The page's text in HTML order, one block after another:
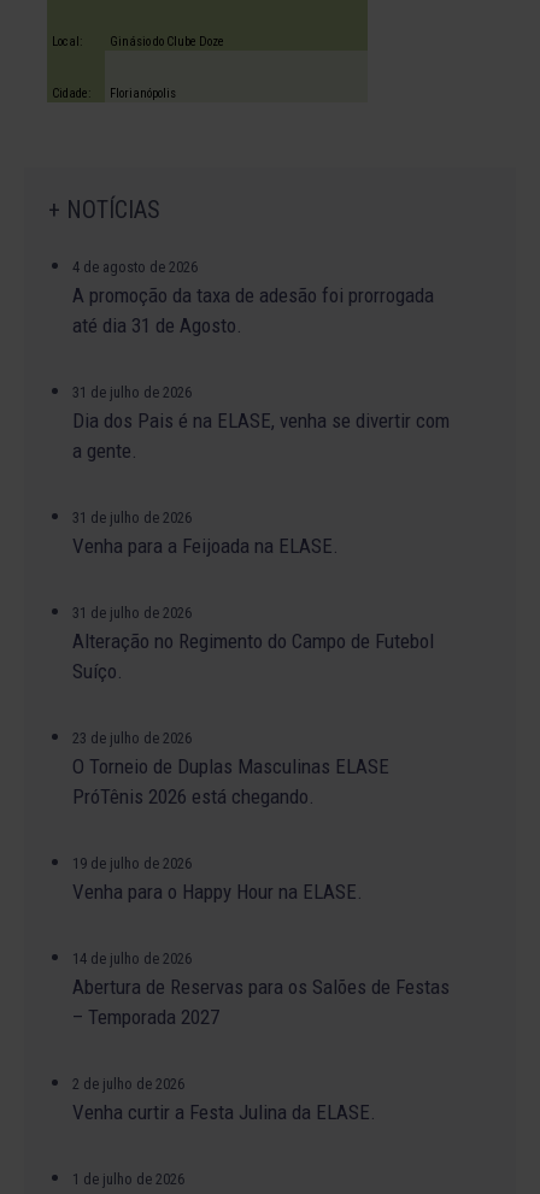
Local: Ginásio do Clube Doze
Cidade: Florianópolis
+ NOTÍCIAS
4 de agosto de 2026
A promoção da taxa de adesão foi prorrogada
até dia 31 de Agosto.
31 de julho de 2026
Dia dos Pais é na ELASE, venha se divertir com
a gente.
31 de julho de 2026
Venha para a Feijoada na ELASE.
31 de julho de 2026
Alteração no Regimento do Campo de Futebol
Suíço.
23 de julho de 2026
O Torneio de Duplas Masculinas ELASE
PróTênis 2026 está chegando.
19 de julho de 2026
Venha para o Happy Hour na ELASE.
14 de julho de 2026
Abertura de Reservas para os Salões de Festas
– Temporada 2027
2 de julho de 2026
Venha curtir a Festa Julina da ELASE.
1 de julho de 2026